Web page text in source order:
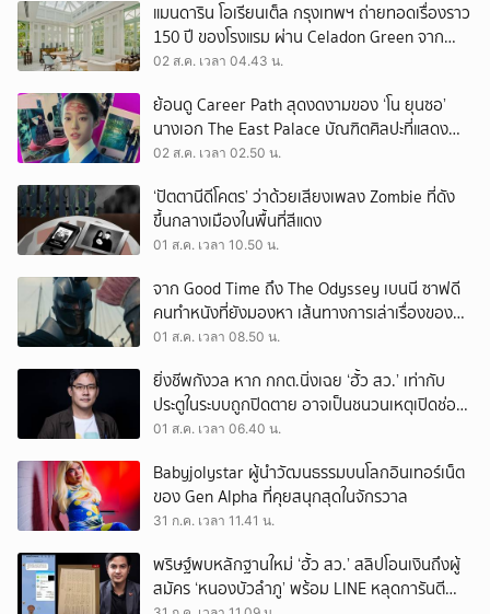
แมนดาริน โอเรียนเต็ล กรุงเทพฯ ถ่ายทอดเรื่องราว
150 ปี ของโรงแรม ผ่าน Celadon Green จาก
เครื่องศิลาดล
02 ส.ค. เวลา 04.43 น.
ย้อนดู Career Path สุดงดงามของ ‘โน ยุนซอ’
นางเอก The East Palace บัณฑิตศิลปะที่แสดง
เรื่องไหนก็ปัง
02 ส.ค. เวลา 02.50 น.
‘ปัตตานีดีโคตร’ ว่าด้วยเสียงเพลง Zombie ที่ดัง
ขึ้นกลางเมืองในพื้นที่สีแดง
01 ส.ค. เวลา 10.50 น.
จาก Good Time ถึง The Odyssey เบนนี ซาฟดี
คนทำหนังที่ยังมองหา เส้นทางการเล่าเรื่องของตัว
เอง
01 ส.ค. เวลา 08.50 น.
ยิ่งชีพกังวล หาก กกต.นิ่งเฉย ‘ฮั้ว สว.’ เท่ากับ
ประตูในระบบถูกปิดตาย อาจเป็นชนวนเหตุเปิดช่อง
‘ลงถนน’
01 ส.ค. เวลา 06.40 น.
Babyjolystar ผู้นำวัฒนธรรมบนโลกอินเทอร์เน็ต
ของ Gen Alpha ที่คุยสนุกสุดในจักรวาล
31 ก.ค. เวลา 11.41 น.
พริษฐ์พบหลักฐานใหม่ ‘ฮั้ว สว.’ สลิปโอนเงินถึงผู้
สมัคร ‘หนองบัวลำภู’ พร้อม LINE หลุดการันตี